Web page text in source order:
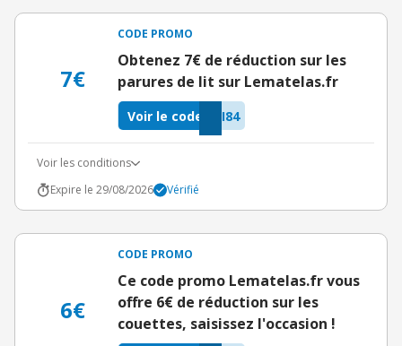
7€
CODE PROMO
Obtenez 7€ de réduction sur les
parures de lit sur Lematelas.fr
I84
Voir le code
Voir les conditions
Expire le 29/08/2026
Vérifié
6€
CODE PROMO
Ce code promo Lematelas.fr vous
offre 6€ de réduction sur les
couettes, saisissez l'occasion !